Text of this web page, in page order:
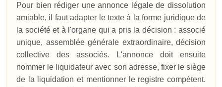
Pour bien rédiger une annonce légale de dissolution
amiable, il faut adapter le texte à la forme juridique de
la société et à l'organe qui a pris la décision : associé
unique, assemblée générale extraordinaire, décision
collective des associés. L'annonce doit ensuite
nommer le liquidateur avec son adresse, fixer le siège
de la liquidation et mentionner le registre compétent.